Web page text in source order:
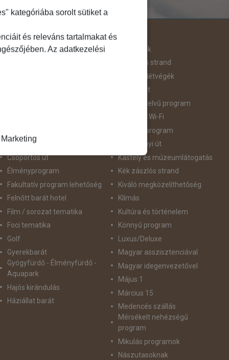
Útjellemző
Adventi út
Csillagtúra
Csoportos út
Élményprogram
Fakultatív program lehetőség
Felnőtt barát hotel
Film / sorozat tematika
Foci tematika
Golf
Gyerekbarát
Gyógyfürdő - Élményfürdő -
Aquapark
Hajós kirándulás
Háziállat barát
Hegyvidék
Homokos strand
Hosszú Hétvégék
Húsvéti út
idegennyelvű program
Ingyenes Wi-Fi
Intenzív program
Karácsonyi út
Kastély és múzeumlátogatás
Kék zászlós strand
Kiváló megközelíthetőség
Klímás
Kultúra és történelem
Könnyű program
Luxus/Deluxe
Magyar asszisztenciával
Magyar idegenvezetővel
Május 1
Március 15
Medencés szállás
Mérsékelt nehézségű
program
Mikulás programok
Nászutasoknak
kategóriába sorolt sütiket a
és releváns tartalmakat és
Az adatkezelési
Marketing